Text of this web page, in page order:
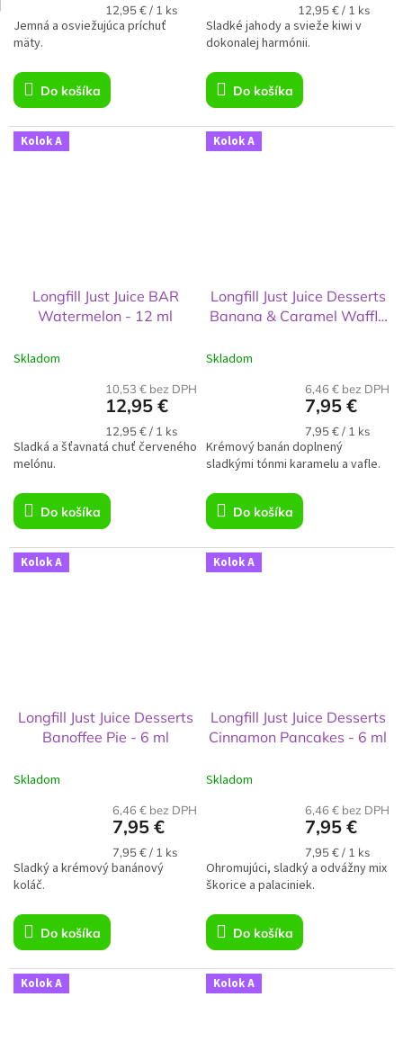
Jednotková
cena:
12,95 € / 1 ks
Do košíka
Jemná a osviežujúca príchuť
mäty.
Jednotková
cena:
12,95 € / 1 ks
Do košíka
Sladké jahody a svieže kiwi v
dokonalej harmónii.
Kolok A
Longfill Just Juice BAR
Watermelon - 12 ml
Skladom
10,53 € bez DPH
12,95 €
Jednotková
cena:
12,95 € / 1 ks
Do košíka
Sladká a šťavnatá chuť červeného
melónu.
Kolok A
Longfill Just Juice Desserts
Banana & Caramel Waffle
Skladom
6,46 € bez DPH
7,95 €
Jednotková
cena:
7,95 € / 1 ks
Do košíka
Krémový banán doplnený
sladkými tónmi karamelu a vafle.
Kolok A
Longfill Just Juice Desserts
Banoffee Pie - 6 ml
Skladom
6,46 € bez DPH
7,95 €
Jednotková
cena:
7,95 € / 1 ks
Do košíka
Sladký a krémový banánový
koláč.
Kolok A
Longfill Just Juice Desserts
Cinnamon Pancakes - 6 ml
Skladom
6,46 € bez DPH
7,95 €
Jednotková
cena:
7,95 € / 1 ks
Do košíka
Ohromujúci, sladký a odvážny mix
škorice a palaciniek.
Kolok A Kolok A